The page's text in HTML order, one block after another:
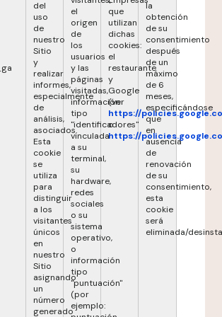
_ga
del
uso
de
nuestro
Sitio
y
realizar
informes,
especialmente
de
análisis,
asociados.
Esta
cookie
se
utiliza
para
distinguir
a los
visitantes
únicos
en
nuestro
Sitio
asignando
un
número
generado
el
origen
de
los
usuarios
y las
páginas
visitadas,
información
tipo
"identificadores"
vinculada
a su
terminal,
su
hardware,
redes
sociales
o su
sistema
operativo,
o
información
tipo
"puntuación"
(por
ejemplo:
que
utilizan
dichas
cookies:
el
restaurante
y
Google
(ver
https://
o
https://
la
obtención
de su
consentimiento
después
de un
máximo
de 6
meses,
especificándose
que
en
ausencia
de
renovación
de su
consentimiento,
esta
cookie
será
eliminada/